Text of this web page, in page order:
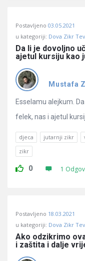
Postavljeno 03.05.2021
u kategoriji: Dova Zikr
Da li je dovoljno
ajetul kursiju kao
Mustafa
Esselamu alejkum.
felek, nas i ajetul
djeca jutarnji zikr
zikr
0 1
Postavljeno 18.03.2021
u kategoriji: Dova Zikr
Ako odzikrimo
i zaštita i dalje